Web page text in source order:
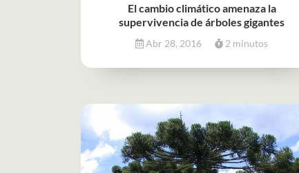
El cambio climático amenaza la
supervivencia de árboles gigantes
Abr 28, 2016 2 minutos